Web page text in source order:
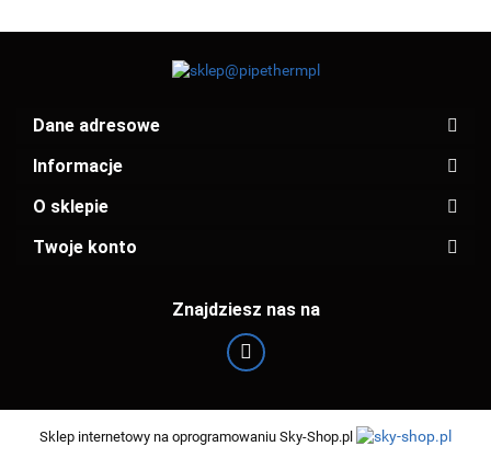
Dane adresowe
Informacje
O sklepie
Twoje konto
Znajdziesz nas na
Sklep internetowy na oprogramowaniu Sky-Shop.pl